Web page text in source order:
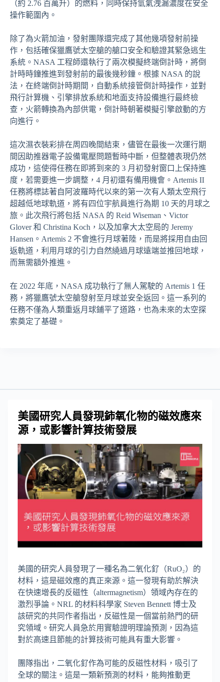
（約 2.76 百萬升）的燃料，同時保持氫氣洩漏濃度在安全
操作範圍內。
除了為火箭加油，發射團隊還完成了其他幾項發射前操
作，包括確保獵鷹號太空艙的艙口安全和驗證其緊急逃生
系統。NASA 工程師還執行了兩次模擬終端倒計時，將倒
計時時鐘推進到發射前的最後幾秒鐘。根據 NASA 的說
法，在終端倒計時期間，自動系統接管倒計時操作，並對
飛行計算機、引擎排放系統和地面支持設備進行最終檢
查，火箭轉換為內部供電，倒計時朝著模擬引擎啟動的方
向進行。
這次濕衣裝彩排在周四晚間結束，儘管在最後一次運行期
間因助推器電子設備電壓問題暫時中斷，但整體表現仍然
成功，這使得任務在即將到來的 3 月初發射窗口上保持進
度，若需要進一步調整，4 月初還有備用機會。Artemis II
任務將標誌著自阿波羅時代以來的第一次有人類太空飛行
超越低地球軌道，將有四位宇航員進行為期 10 天的月球之
旅。此次飛行將包括 NASA 的 Reid Wiseman、Victor
Glover 和 Christina Koch，以及加拿大太空局的 Jeremy
Hansen。Artemis 2 不會進行月球著陸，而是將採用自由回
返軌道，利用月球的引力自然繞過月球遠端並推回地球，
而無需額外推進。
在 2022 年底，NASA 成功執行了無人駕駛的 Artemis 1 任
務，將獵鷹號太空艙發射至月球並安全返回。這一系列的
任務不僅為人類重返月球鋪平了道路，也為未來的太空探
索奠定了基礎。
美國研究人員發現鈰氧化物的磁效應來
源，或影響計算技術發展
美國的研究人員發現了一種名為二氧化釕（RuO₂）的
材料，這是磁效應的真正來源。這一發現有助於解決
在快速增長的反磁性（altermagnetism）領域內存在的
激烈爭論。NRL 的材料科學家 Steven Bennett 博士及
該研究的共同作者指出，反磁性是一個當前熱門的研
究領域。研究人員急於用實驗證明理論預測，因為這
對於高速且節能的計算技術可能具有重大影響。
團隊指出，二氧化釕作為可能的反磁性材料，吸引了
全球的關注。這是一類新預測的材料，能夠推動更